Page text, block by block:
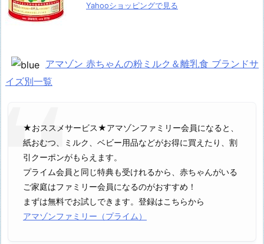
Yahooショッピングで見る
アマゾン 赤ちゃんの粉ミルク＆離乳食 ブランドサ
イズ別一覧
★おススメサービス★アマゾンファミリー会員になると、
紙おむつ、ミルク、ベビー用品などがお得に買えたり、割
引クーポンがもらえます。
プライム会員と同じ特典も受けれるから、赤ちゃんがいる
ご家庭はファミリー会員になるのがおすすめ！
まずは無料でお試しできます。登録はこちらから
アマゾンファミリー（プライム）